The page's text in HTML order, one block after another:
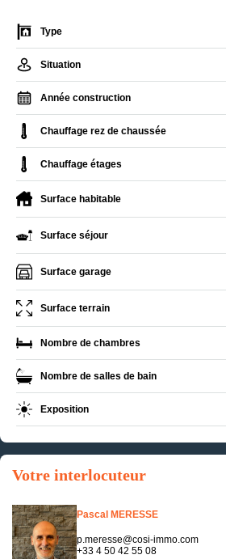
Type
Situation
Année construction
Chauffage rez de chaussée
Chauffage étages
Surface habitable
Surface séjour
Surface garage
Surface terrain
Nombre de chambres
Nombre de salles de bain
Exposition
Votre interlocuteur
Pascal MERESSE
p.meresse@cosi-immo.com
+33 4 50 42 55 08